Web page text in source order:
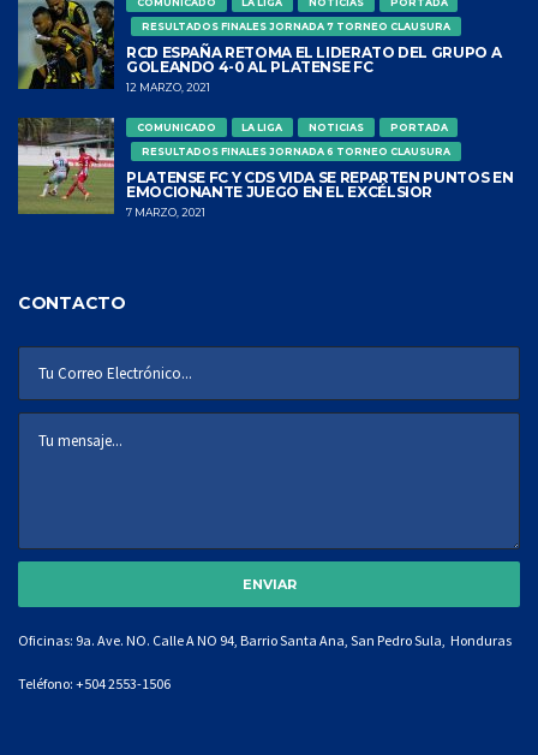
RESULTADOS FINALES JORNADA 7 TORNEO CLAUSURA
RCD ESPAÑA RETOMA EL LIDERATO DEL GRUPO A
GOLEANDO 4-0 AL PLATENSE FC
12 MARZO, 2021
COMUNICADO LA LIGA NOTICIAS
PORTADA
RESULTADOS FINALES JORNADA 6 TORNEO CLAUSURA
PLATENSE FC Y CDS VIDA SE REPARTEN PUNTOS EN
EMOCIONANTE JUEGO EN EL EXCÉLSIOR
7 MARZO, 2021
CONTACTO
Oficinas: 9a. Ave. NO. Calle A NO 94, Barrio Santa Ana, San Pedro Sula, Honduras
Teléfono: +504 2553-1506